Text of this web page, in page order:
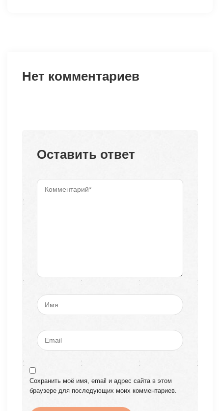
Нет комментариев
Оставить ответ
Сохранить моё имя, email и адрес сайта в этом
браузере для последующих моих комментариев.